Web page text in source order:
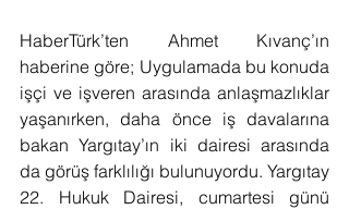
HaberTürk’ten Ahmet Kıvanç’ın
haberine göre; Uygulamada bu konuda
işçi ve işveren arasında anlaşmazlıklar
yaşanırken, daha önce iş davalarına
bakan Yargıtay’ın iki dairesi arasında
da görüş farklılığı bulunuyordu. Yargıtay
22. Hukuk Dairesi, cumartesi günü